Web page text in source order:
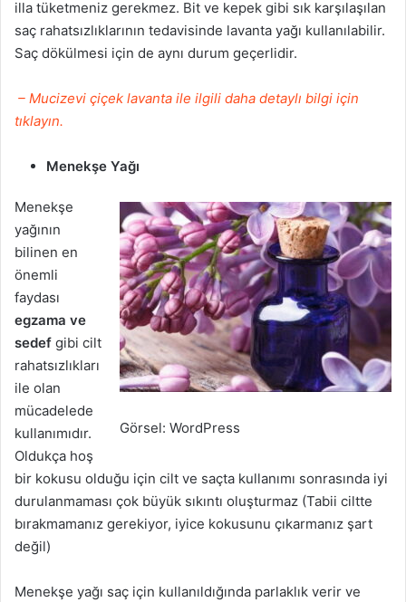
illa tüketmeniz gerekmez. Bit ve kepek gibi sık karşılaşılan
saç rahatsızlıklarının tedavisinde lavanta yağı kullanılabilir.
Saç dökülmesi için de aynı durum geçerlidir.
– Mucizevi çiçek lavanta ile ilgili daha detaylı bilgi için
tıklayın.
Menekşe Yağı
Görsel: WordPress
Menekşe
yağının
bilinen en
önemli
faydası
egzama ve
sedef gibi cilt
rahatsızlıkları
ile olan
mücadelede
kullanımıdır.
Oldukça hoş
bir kokusu olduğu için cilt ve saçta kullanımı sonrasında iyi
durulanmaması çok büyük sıkıntı oluşturmaz (Tabii ciltte
bırakmamanız gerekiyor, iyice kokusunu çıkarmanız şart
değil)
Menekşe yağı saç için kullanıldığında parlaklık verir ve